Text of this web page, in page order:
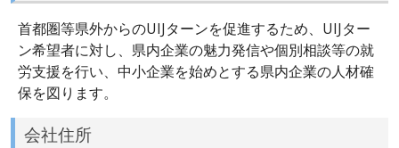
首都圏等県外からのUIJターンを促進するため、UIJター
ン希望者に対し、県内企業の魅力発信や個別相談等の就
労支援を行い、中小企業を始めとする県内企業の人材確
保を図ります。
会社住所